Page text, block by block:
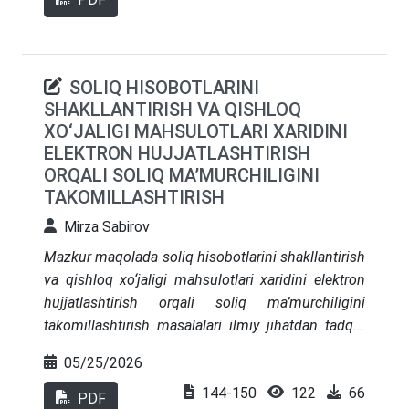
SOLIQ HISOBOTLARINI
SHAKLLANTIRISH VA QISHLOQ
XO‘JALIGI MAHSULOTLARI XARIDINI
ELEKTRON HUJJATLASHTIRISH
ORQALI SOLIQ MA’MURCHILIGINI
TAKOMILLASHTIRISH
Mirza Sabirov
Mazkur maqolada soliq hisobotlarini shakllantirish
va qishloq xo‘jaligi mahsulotlari xaridini elektron
hujjatlashtirish orqali soliq ma’murchiligini
takomillashtirish masalalari ilmiy jihatdan tadqiq
mol-mulk va yer soliqlari, shuningdek, jismoniy
shaxslardan olinadigan daromad solig‘i hamda
05/25/2026
PDF 144-150 122 66